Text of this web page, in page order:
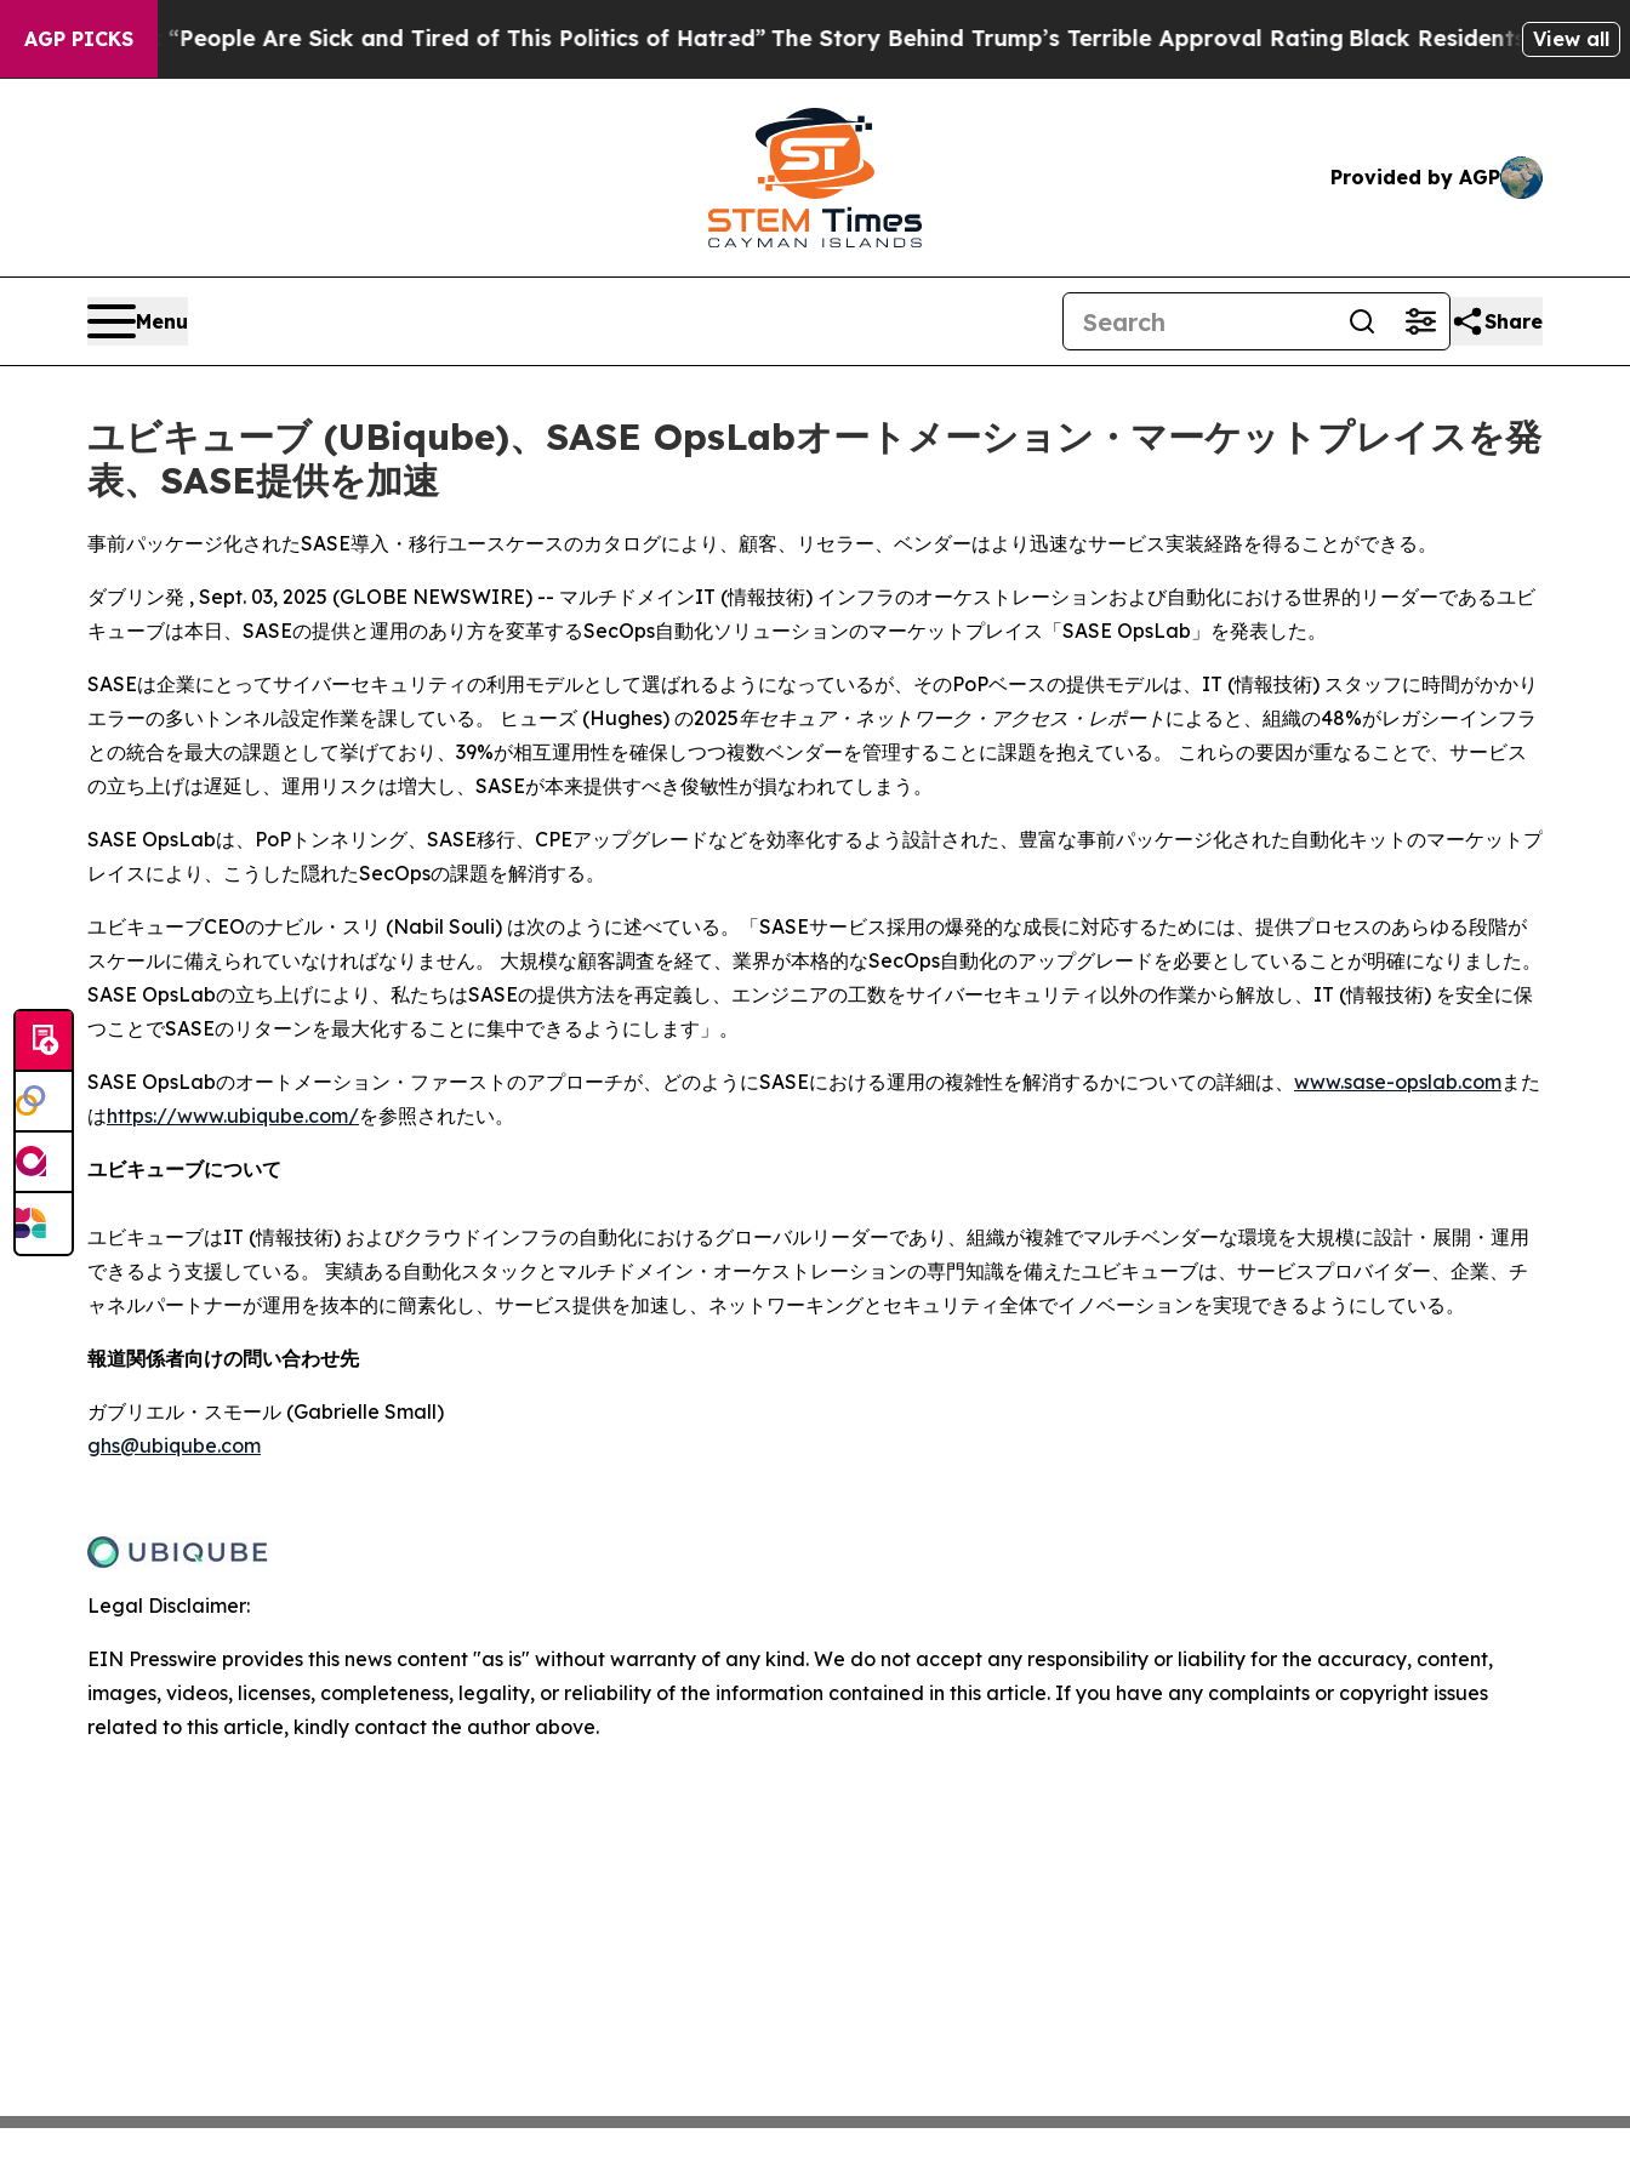
AGP PICKS
Win: “People Are Sick and Tired of This Politics of Hatred”The Story Behind Trump’s Terrible Approval RatingBlack Residents Warned of
View all
Provided by AGP
Menu Share
ユビキューブ (UBiqube)、SASE OpsLabオートメーション・マーケットプレイスを発
表、SASE提供を加速
事前パッケージ化されたSASE導入・移行ユースケースのカタログにより、顧客、リセラー、ベンダーはより迅速なサービス実装経路を得ることができる。
ダブリン発 , Sept. 03, 2025 (GLOBE NEWSWIRE) -- マルチドメインIT (情報技術) インフラのオーケストレーションおよび自動化における世界的リーダーであるユビ
キューブは本日、SASEの提供と運用のあり方を変革するSecOps自動化ソリューションのマーケットプレイス「SASE OpsLab」を発表した。
SASEは企業にとってサイバーセキュリティの利用モデルとして選ばれるようになっているが、そのPoPベースの提供モデルは、IT (情報技術) スタッフに時間がかかり
エラーの多いトンネル設定作業を課している。 ヒューズ (Hughes) の2025年セキュア・ネットワーク・アクセス・レポート によると、組織の48%がレガシーインフラ
との統合を最大の課題として挙げており、39%が相互運用性を確保しつつ複数ベンダーを管理することに課題を抱えている。 これらの要因が重なることで、サービス
の立ち上げは遅延し、運用リスクは増大し、SASEが本来提供すべき俊敏性が損なわれてしまう。
SASE OpsLabは、PoPトンネリング、SASE移行、CPEアップグレードなどを効率化するよう設計された、豊富な事前パッケージ化された自動化キットのマーケットプ
レイスにより、こうした隠れたSecOpsの課題を解消する。
ユビキューブCEOのナビル・スリ (Nabil Souli) は次のように述べている。「SASEサービス採用の爆発的な成長に対応するためには、提供プロセスのあらゆる段階が
スケールに備えられていなければなりません。 大規模な顧客調査を経て、業界が本格的なSecOps自動化のアップグレードを必要としていることが明確になりました。
SASE OpsLabの立ち上げにより、私たちはSASEの提供方法を再定義し、エンジニアの工数をサイバーセキュリティ以外の作業から解放し、IT (情報技術) を安全に保
つことでSASEのリターンを最大化することに集中できるようにします」。
SASE OpsLabのオートメーション・ファーストのアプローチが、どのようにSASEにおける運用の複雑性を解消するかについての詳細は、 www.sase-opslab.comまた
はhttps://www.ubiqube.com/を参照されたい。
ユビキューブについて
ユビキューブはIT (情報技術) およびクラウドインフラの自動化におけるグローバルリーダーであり、組織が複雑でマルチベンダーな環境を大規模に設計・展開・運用
できるよう支援している。 実績ある自動化スタックとマルチドメイン・オーケストレーションの専門知識を備えたユビキューブは、サービスプロバイダー、企業、チ
ャネルパートナーが運用を抜本的に簡素化し、サービス提供を加速し、ネットワーキングとセキュリティ全体でイノベーションを実現できるようにしている。
報道関係者向けの問い合わせ先
ガブリエル・スモール (Gabrielle Small)
ghs@ubiqube.com
Legal Disclaimer:
EIN Presswire provides this news content "as is" without warranty of any kind. We do not accept any responsibility or liability for the accuracy, content,
images, videos, licenses, completeness, legality, or reliability of the information contained in this article. If you have any complaints or copyright issues
related to this article, kindly contact the author above.